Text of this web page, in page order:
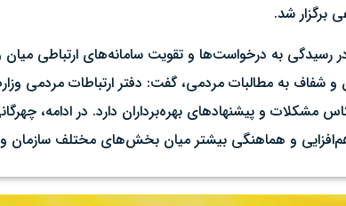
برگزار شد.
رسیدگی به درخواست‌ها و تقویت سامانه‌های ارتباطی میان
و شفاف به مطالبات مردمی، گفت: دفتر ارتباطات مردمی
و پیشنهادهای بهره‌برداران دارد. در ادامه،
و هماهنگی بیشتر میان بخش‌های مختلف سازمان و